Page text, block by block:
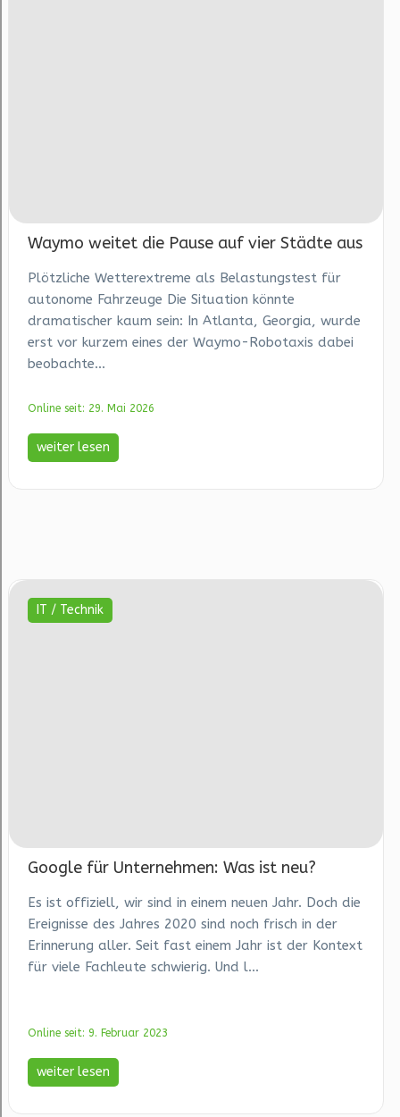
Waymo weitet die Pause auf vier Städte aus
Plötzliche Wetterextreme als Belastungstest für
autonome Fahrzeuge Die Situation könnte
dramatischer kaum sein: In Atlanta, Georgia, wurde
erst vor kurzem eines der Waymo-Robotaxis dabei
beobachte...
Online seit: 29. Mai 2026
weiter lesen
IT / Technik
Google für Unternehmen: Was ist neu?
Es ist offiziell, wir sind in einem neuen Jahr. Doch die
Ereignisse des Jahres 2020 sind noch frisch in der
Erinnerung aller. Seit fast einem Jahr ist der Kontext
für viele Fachleute schwierig. Und l...
Online seit: 9. Februar 2023
weiter lesen